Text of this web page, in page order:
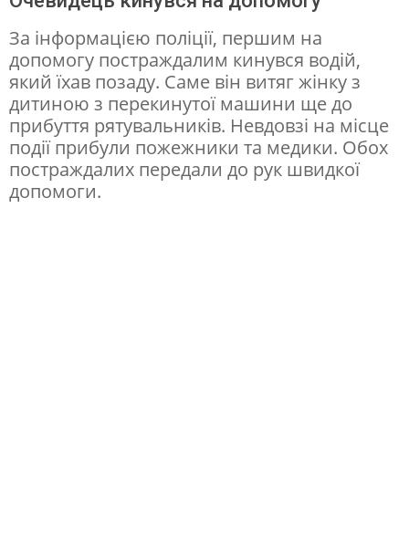
П
р
а
з
і
о
За інформацією поліції, першим на
допомогу постраждалим кинувся водій,
який їхав позаду. Саме він витяг жінку з
дитиною з перекинутої машини ще до
прибуття рятувальників. Невдовзі на місце
події прибули пожежники та медики. Обох
постраждалих передали до рук швидкої
допомоги.